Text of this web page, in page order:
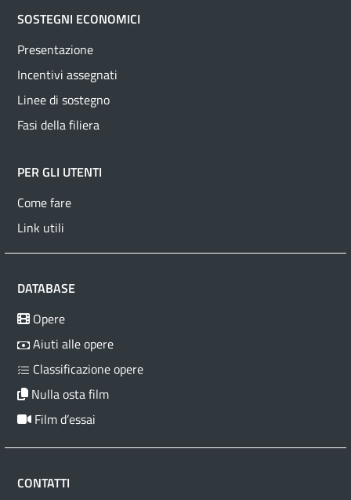
SOSTEGNI ECONOMICI
Presentazione
Incentivi assegnati
Linee di sostegno
Fasi della filiera
PER GLI UTENTI
Come fare
Link utili
DATABASE
Opere
Aiuti alle opere
Classificazione opere
Nulla osta film
Film d’essai
CONTATTI